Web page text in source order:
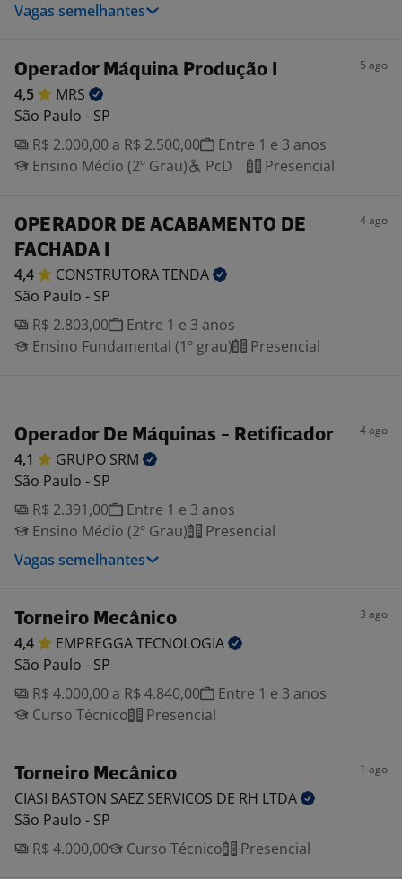
Vagas semelhantes
Operador Máquina Produção I 5 ago
4,5
MRS
São Paulo - SP
R$ 2.000,00 a R$ 2.500,00
Entre 1 e 3 anos
Ensino Médio (2º Grau)
PcD Presencial
OPERADOR DE ACABAMENTO DE
FACHADA I
4 ago
4,4 CONSTRUTORATENDA
São Paulo - SP
R$ 2.803,00
Entre 1 e 3 anos
Ensino Fundamental (1º grau)
Presencial
Operador De Máquinas - Retificador 4 ago
4,1 GRUPO SRM
São Paulo - SP
R$ 2.391,00
Entre 1 e 3 anos
Ensino Médio (2º Grau)
Presencial
Vagas semelhantes
Torneiro Mecânico 3 ago
4,4 EMPREGGATECNOLOGIA
São Paulo - SP
R$ 4.000,00 a R$ 4.840,00
Entre 1 e 3 anos
Curso Técnico
Presencial
Torneiro Mecânico 1 ago
CIASI BASTON SAEZ SERVICOS DE RH LTDA
São Paulo - SP
R$ 4.000,00
Curso Técnico Presencial